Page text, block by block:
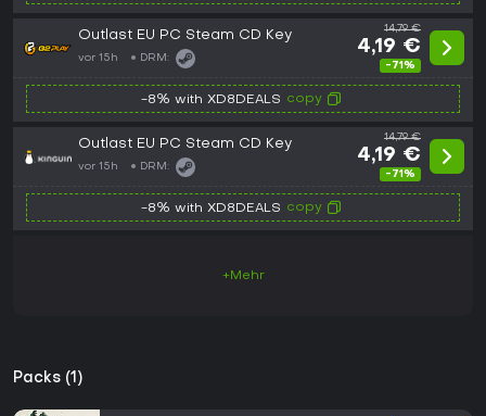
Outlast EU PC Steam CD Key
vor 15h DRM:
14,79 €
4,19 €
-71%
-8% with XD8DEALS copy
Outlast EU PC Steam CD Key
vor 15h DRM:
14,79 €
4,19 €
-71%
-8% with XD8DEALS copy
+Mehr
Packs (1)